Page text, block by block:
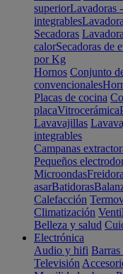
superiorLavadoras
integrables
Secadoras
calorSecadoras de
por Kg
Hornos Conjunto
convencionales
Placas de cocina
placaVitrocerámica
Lavavajillas
integrables
Campanas
Pequeños
Microondas
asarBatidoras
Calefacción
Climatización
Belleza y salud
Electrónica
Audio y hifi Barras
Televisión